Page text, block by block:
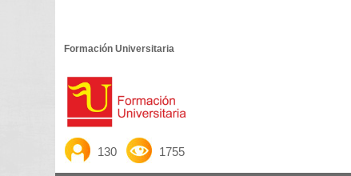
Formación Universitaria
130 1755